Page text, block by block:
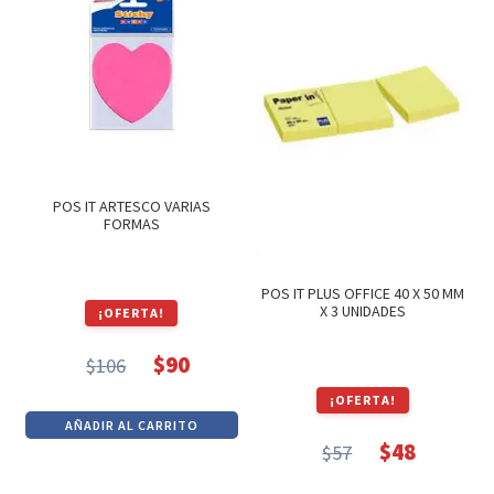
POS IT ARTESCO VARIAS
FORMAS
¡OFERTA!
$106
precio
original
$90
precio
actual
AÑADIR AL CARRITO
POS IT PLUS OFFICE 40 X 50 MM
X 3 UNIDADES
¡OFERTA!
$57 $48